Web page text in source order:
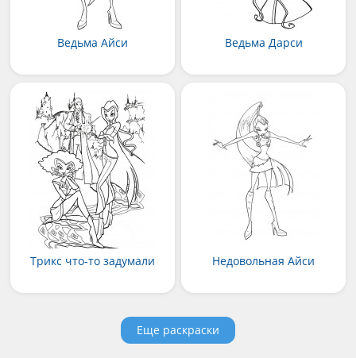
Ведьма Айси Ведьма Дарси
Трикс что-то задумали Недовольная Айси
Еще раскраски